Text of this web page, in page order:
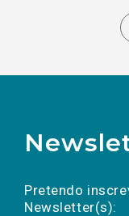
Pretendo
Newsletter(s):
a(s)
mail